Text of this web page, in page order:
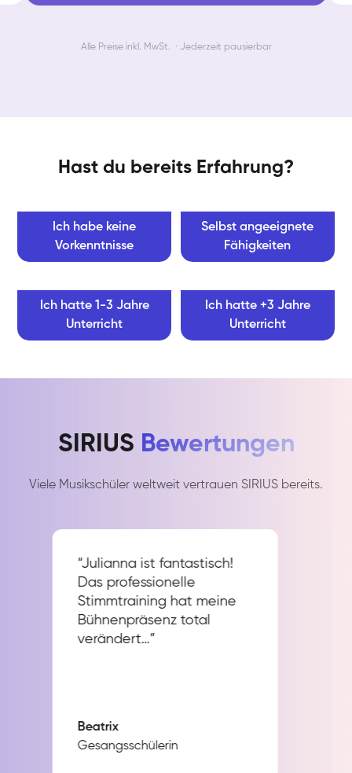
Alle Preise inkl. MwSt. · Jederzeit pausierbar
Hast du bereits Erfahrung?
Ich habe keine
Vorkenntnisse
Selbst angeeignete
Fähigkeiten
Ich hatte 1-3 Jahre
Unterricht
Ich hatte +3 Jahre
Unterricht
SIRIUS Bewertungen
Viele Musikschüler weltweit vertrauen SIRIUS bereits.
“Julianna ist fantastisch!
Das professionelle
Stimmtraining hat meine
Bühnenpräsenz total
verändert…”
Beatrix
Gesangsschülerin